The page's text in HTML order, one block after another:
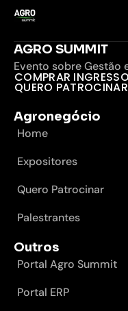
AGRO SUMMIT
Evento sobre Gestão
COMPRAR INGRESSO
QUERO PATROCINAR
Agronegócio
Home
Expositores
Quero Patrocinar
Palestrantes
Outros
Portal Agro Summit
Portal ERP